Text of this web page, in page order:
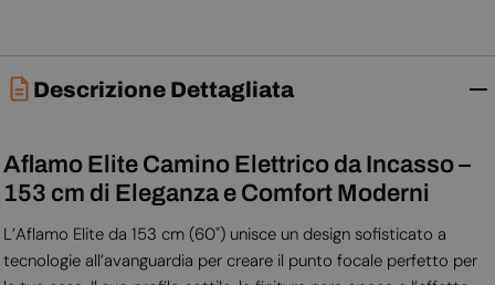
Descrizione Dettagliata
Aflamo Elite Camino Elettrico da Incasso –
153 cm di Eleganza e Comfort Moderni
L’Aflamo Elite da 153 cm (60") unisce un design sofisticato a
tecnologie all’avanguardia per creare il punto focale perfetto per